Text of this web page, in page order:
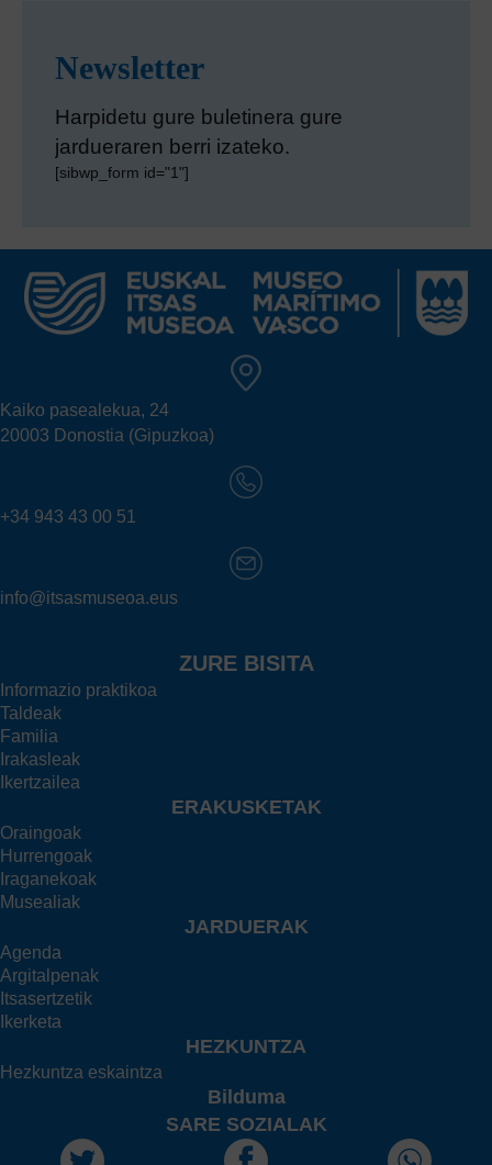
Newsletter
Harpidetu gure buletinera gure
jardueraren berri izateko.
[sibwp_form id="1"]
Kaiko pasealekua, 24
20003 Donostia (Gipuzkoa)
+34 943 43 00 51
info@itsasmuseoa.eus
ZURE BISITA
Informazio praktikoa
Taldeak
Familia
Irakasleak
Ikertzailea
ERAKUSKETAK
Oraingoak
Hurrengoak
Iraganekoak
Musealiak
JARDUERAK
Agenda
Argitalpenak
Itsasertzetik
Ikerketa
HEZKUNTZA
Hezkuntza eskaintza
Bilduma
SARE SOZIALAK